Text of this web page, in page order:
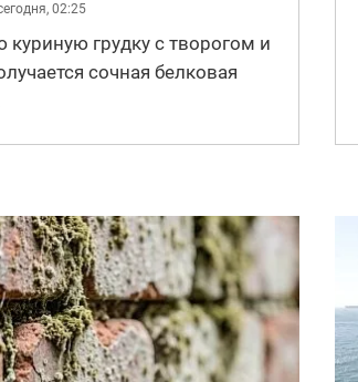
02:25
грудку с творогом и
сочная белковая